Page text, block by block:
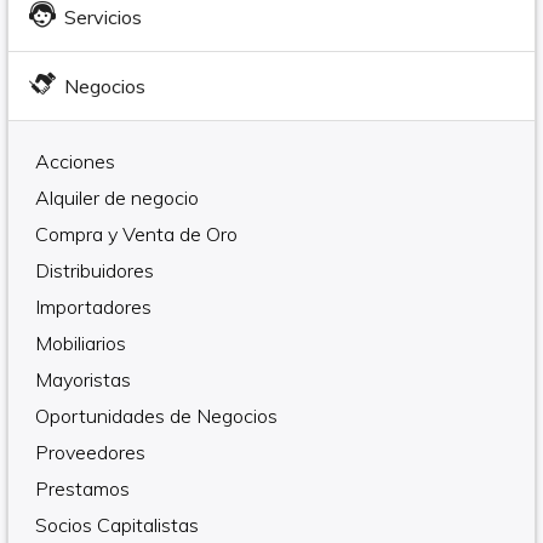
Servicios
Negocios
Acciones
Alquiler de negocio
Compra y Venta de Oro
Distribuidores
Importadores
Mobiliarios
Mayoristas
Oportunidades de Negocios
Proveedores
Prestamos
Socios Capitalistas